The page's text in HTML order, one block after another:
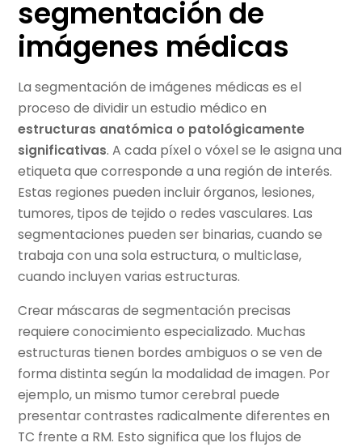
segmentación de
imágenes médicas
La segmentación de imágenes médicas es el
proceso de dividir un estudio médico en
estructuras anatómica o patológicamente
significativas. A cada píxel o vóxel se le asigna una
etiqueta que corresponde a una región de interés.
Estas regiones pueden incluir órganos, lesiones,
tumores, tipos de tejido o redes vasculares. Las
segmentaciones pueden ser binarias, cuando se
trabaja con una sola estructura, o multiclase,
cuando incluyen varias estructuras.
Crear máscaras de segmentación precisas
requiere conocimiento especializado. Muchas
estructuras tienen bordes ambiguos o se ven de
forma distinta según la modalidad de imagen. Por
ejemplo, un mismo tumor cerebral puede
presentar contrastes radicalmente diferentes en
TC frente a RM. Esto significa que los flujos de